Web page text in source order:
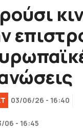
03/06/26 - 16:40
06 - 16:45